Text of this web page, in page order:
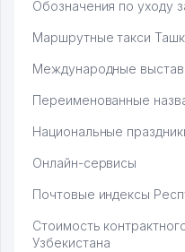
Обозначения по уходу
Маршрутные такси
Международные
Переименованные
Национальные
Онлайн-сервисы
Почтовые индексы
Стоимость
Узбекистана